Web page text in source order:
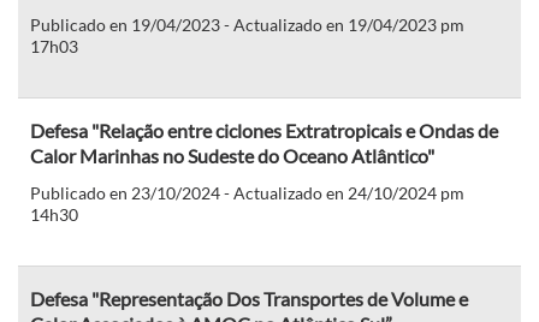
Publicado en 19/04/2023 - Actualizado en 19/04/2023 pm
17h03
Defesa "Relação entre ciclones Extratropicais e Ondas de
Calor Marinhas no Sudeste do Oceano Atlântico"
Publicado en 23/10/2024 - Actualizado en 24/10/2024 pm
14h30
Defesa "Representação Dos Transportes de Volume e